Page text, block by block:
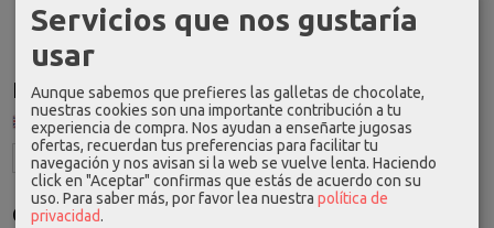
Idioma
Costes de Envío
Servicios que nos gustaría
usar
Aunque sabemos que prefieres las galletas de chocolate,
nuestras cookies son una importante contribución a tu
experiencia de compra. Nos ayudan a enseñarte jugosas
ofertas, recuerdan tus preferencias para facilitar tu
navegación y nos avisan si la web se vuelve lenta. Haciendo
click en "Aceptar" confirmas que estás de acuerdo con su
uso. Para saber más, por favor lea nuestra política de
privacidad.